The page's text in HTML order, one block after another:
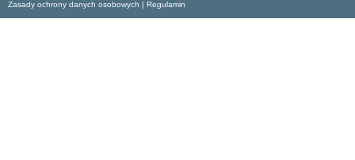
Zasady ochrony danych osobowych | Regulamin